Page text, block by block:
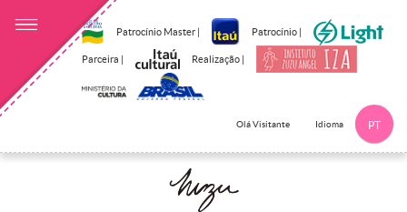
Patrocínio Master | Patrocínio |
Parceira | Realização |
Olá Visitante Idioma PT